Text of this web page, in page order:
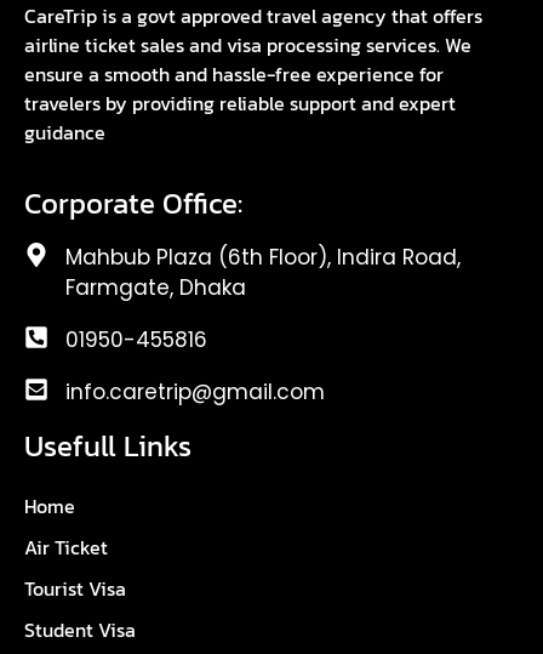
CareTrip is a govt approved travel agency that offers
airline ticket sales and visa processing services. We
ensure a smooth and hassle-free experience for
travelers by providing reliable support and expert
guidance
Corporate Office:
Mahbub Plaza (6th Floor), Indira Road,
Farmgate, Dhaka
01950-455816
info.caretrip@gmail.com
Usefull Links
Home
Air Ticket
Tourist Visa
Student Visa